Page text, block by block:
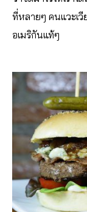
ที่หลายๆ คนแวะเ
อเมริกันแท้ๆ